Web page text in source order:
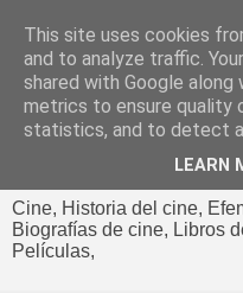
El cultural
Cine, Historia del cine,
Biografías de cine, Libros
Películas,
This site uses cookies
and to analyze traffic.
shared with Google
metrics to ensure quality
statistics, and to detect
LEARN